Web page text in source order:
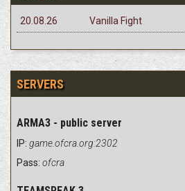
20.08.26 Vanilla Fight
SERVERS
ARMA3 - public server
IP: game.ofcra.org:2302
Pass: ofcra